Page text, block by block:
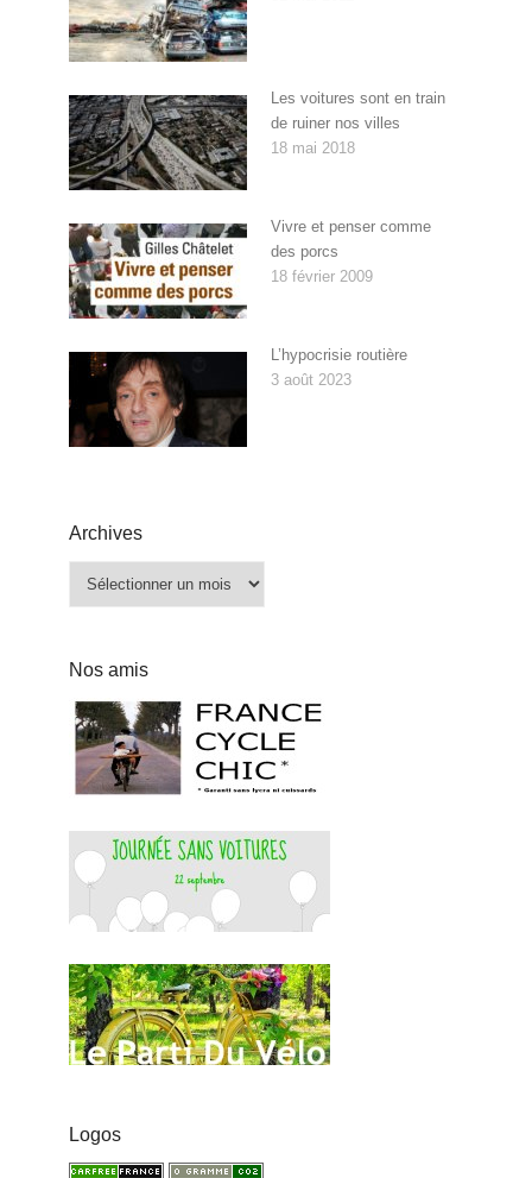
Les voitures sont en train
de ruiner nos villes
18 mai 2018
Vivre et penser comme
des porcs
18 février 2009
L’hypocrisie routière
3 août 2023
Archives
Archives
Nos amis
Logos